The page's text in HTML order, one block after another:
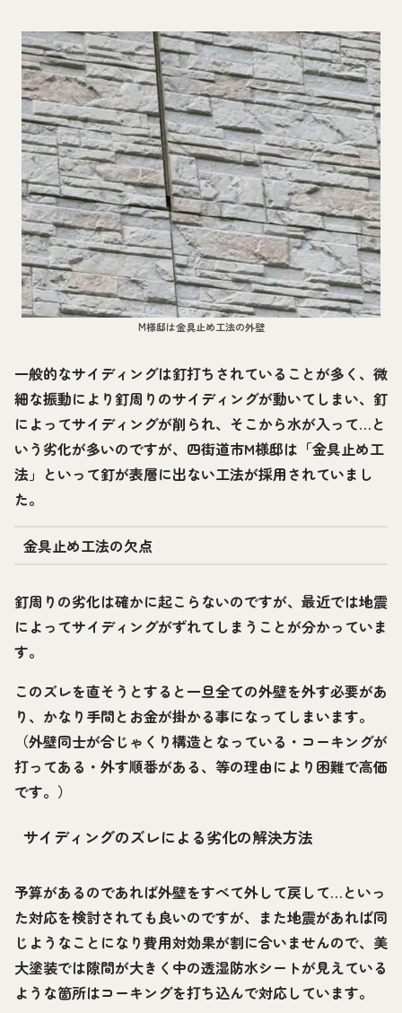
M様邸は金具止め工法の外壁
一般的なサイディングは釘打ちされていることが多く、微
細な振動により釘周りのサイディングが動いてしまい、釘
によってサイディングが削られ、そこから水が入って…と
いう劣化が多いのですが、四街道市M様邸は「金具止め工
法」といって釘が表層に出ない工法が採用されていまし
た。
金具止め工法の欠点
釘周りの劣化は確かに起こらないのですが、最近では地震
によってサイディングがずれてしまうことが分かっていま
す。
このズレを直そうとすると一旦全ての外壁を外す必要があ
り、かなり手間とお金が掛かる事になってしまいます。
（外壁同士が合じゃくり構造となっている・コーキングが
打ってある・外す順番がある、等の理由により困難で高価
です。）
サイディングのズレによる劣化の解決方法
予算があるのであれば外壁をすべて外して戻して…といっ
た対応を検討されても良いのですが、また地震があれば同
じようなことになり費用対効果が割に合いませんので、美
大塗装では隙間が大きく中の透湿防水シートが見えている
ような箇所はコーキングを打ち込んで対応しています。